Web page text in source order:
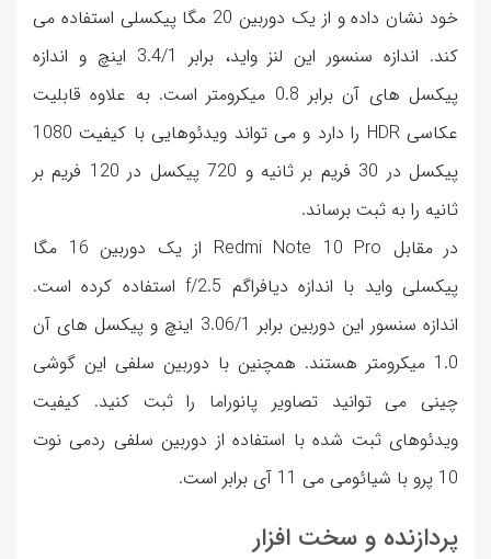
خود نشان داده و از یک دوربین 20 مگا پیکسلی استفاده می
کند. اندازه سنسور این لنز واید، برابر 3.4/1 اینچ و اندازه
پیکسل های آن برابر 0.8 میکرومتر است. به علاوه قابلیت
عکاسی HDR را دارد و می تواند ویدئوهایی با کیفیت 1080
پیکسل در 30 فریم بر ثانیه و 720 پیکسل در 120 فریم بر
ثانیه را به ثبت برساند.
در مقابل Redmi Note 10 Pro از یک دوربین 16 مگا
پیکسلی واید با اندازه دیافراگم f/2.5 استفاده کرده است.
اندازه سنسور این دوربین برابر 3.06/1 اینچ و پیکسل های آن
1.0 میکرومتر هستند. همچنین با دوربین سلفی این گوشی
چینی می توانید تصاویر پانوراما را ثبت کنید. کیفیت
ویدئوهای ثبت شده با استفاده از دوربین سلفی ردمی نوت
10 پرو با شیائومی می 11 آی برابر است.
پردازنده و سخت افزار